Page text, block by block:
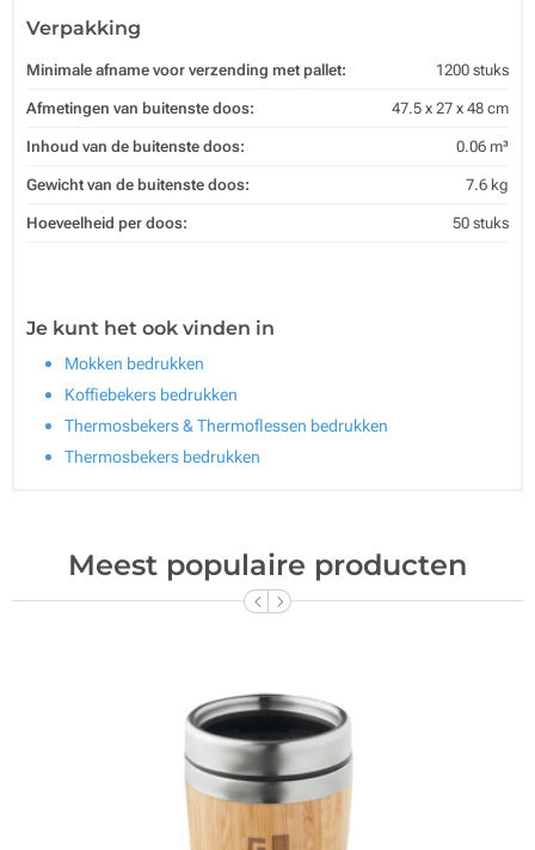
Verpakking
Minimale afname voor verzending met pallet: 1200 stuks
Afmetingen van buitenste doos: 47.5 x 27 x 48 cm
Inhoud van de buitenste doos: 0.06 m³
Gewicht van de buitenste doos: 7.6 kg
Hoeveelheid per doos: 50 stuks
Je kunt het ook vinden in
Mokken bedrukken
Koffiebekers bedrukken
Thermosbekers & Thermoflessen bedrukken
Thermosbekers bedrukken
Meest populaire producten